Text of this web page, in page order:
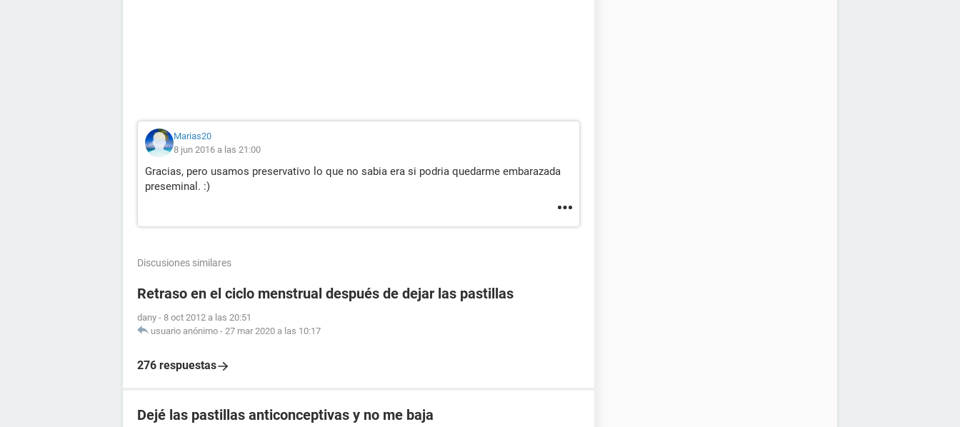
Marias20
8 jun 2016 a las 21:00
Gracias, pero usamos preservativo lo que no sabia era si podria quedarme embarazada
preseminal. :)
Discusiones similares
Retraso en el ciclo menstrual después de dejar las pastillas
dany - 8 oct 2012 a las 20:51
usuario anónimo - 27 mar 2020 a las 10:17
276 respuestas
Dejé las pastillas anticonceptivas y no me baja